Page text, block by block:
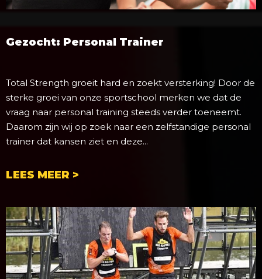
Gezocht: Personal Trainer
Total Strength groeit hard en zoekt versterking! Door de
sterke groei van onze sportschool merken we dat de
vraag naar personal training steeds verder toeneemt.
Daarom zijn wij op zoek naar een zelfstandige personal
trainer dat kansen ziet en deze...
LEES MEER >